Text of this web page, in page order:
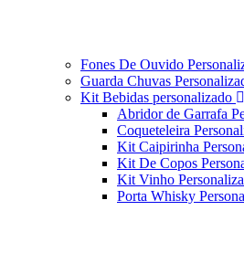
Fones De Ouvido
Guarda Chuvas
Kit Bebidas personalizado
Abridor de Garrafa
Coqueteleira
Kit Caipirinha
Kit De Copos
Kit Vinho
Porta Whisky